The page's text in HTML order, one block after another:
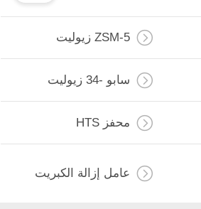
ZSM-5 زيوليت
سابو -34 زيوليت
محفز HTS
عامل إزالة الكبريت